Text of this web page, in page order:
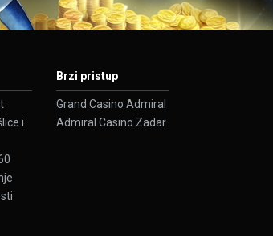
i
Brzi pristup
Grand Casino Admiral
Admiral Casino Zadar